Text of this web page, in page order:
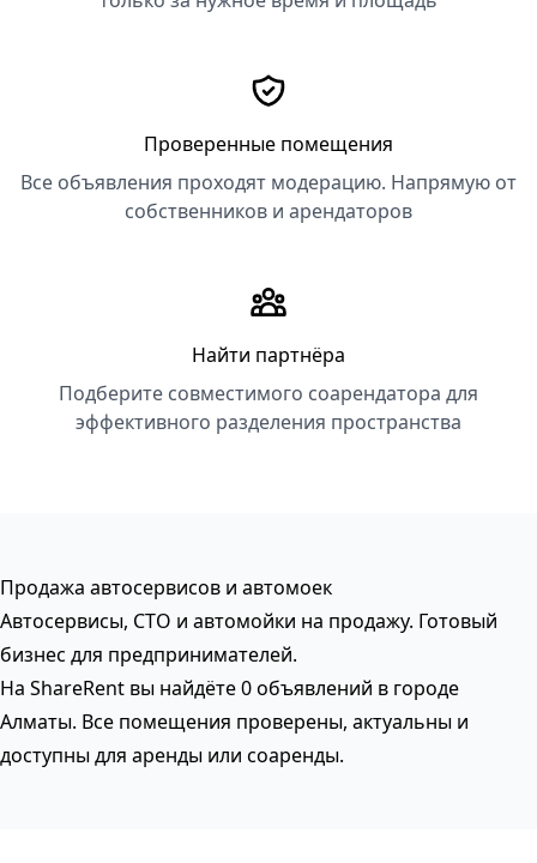
Проверенные помещения
Все объявления проходят модерацию. Напрямую от
собственников и арендаторов
Найти партнёра
Подберите совместимого соарендатора для
эффективного разделения пространства
Продажа автосервисов и автомоек
Автосервисы, СТО и автомойки на продажу. Готовый
бизнес для предпринимателей.
На ShareRent вы найдёте 0 объявлений в городе
Алматы. Все помещения проверены, актуальны и
доступны для аренды или соаренды.